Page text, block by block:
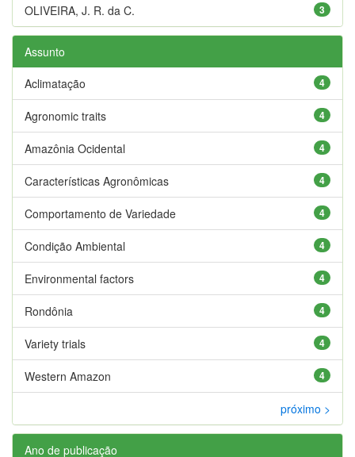
3
OLIVEIRA, J. R. da C.
Assunto
4
Aclimatação
4
Agronomic traits
4
Amazônia Ocidental
4
Características Agronômicas
4
Comportamento de Variedade
4
Condição Ambiental
4
Environmental factors
4
Rondônia
4
Variety trials
4
Western Amazon
próximo >
Ano de publicação